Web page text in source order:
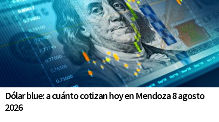
Dólar blue: a cuánto cotizan hoy en Mendoza 8 agosto
2026